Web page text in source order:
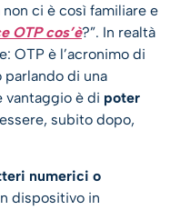
ci è così familiare e
OTP cos’è?”. In realtà
OTP è l’acronimo di
parlando di una
vantaggio è di poter
subito dopo,
numerici o
dispositivo in